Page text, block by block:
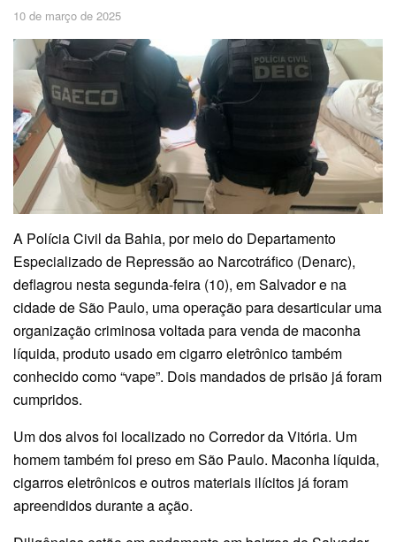
10 de março de 2025
A Polícia Civil da Bahia, por meio do Departamento
Especializado de Repressão ao Narcotráfico (Denarc),
deflagrou nesta segunda-feira (10), em Salvador e na
cidade de São Paulo, uma operação para desarticular uma
organização criminosa voltada para venda de maconha
líquida, produto usado em cigarro eletrônico também
conhecido como “vape”. Dois mandados de prisão já foram
cumpridos.
Um dos alvos foi localizado no Corredor da Vitória. Um
homem também foi preso em São Paulo. Maconha líquida,
cigarros eletrônicos e outros materiais ilícitos já foram
apreendidos durante a ação.